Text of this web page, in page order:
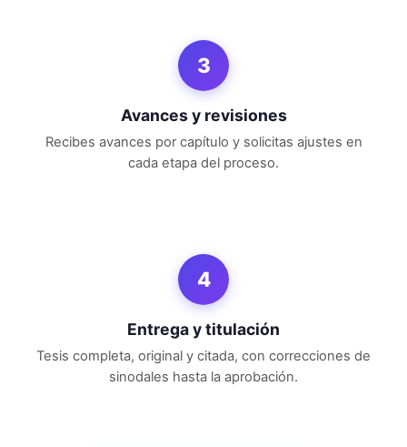
3
Avances y revisiones
Recibes avances por capítulo y solicitas ajustes en
cada etapa del proceso.
4
Entrega y titulación
Tesis completa, original y citada, con correcciones de
sinodales hasta la aprobación.